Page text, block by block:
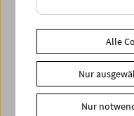
Share on
Alle
Nur
Nur